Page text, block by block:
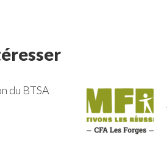
du BTSA